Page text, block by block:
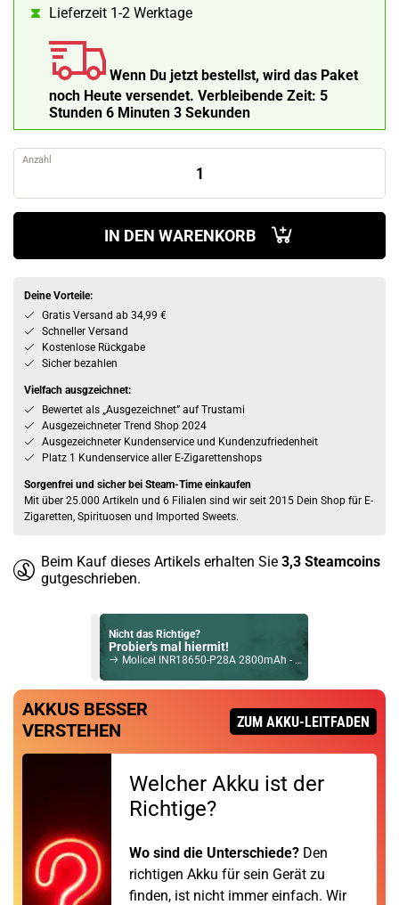
Lieferzeit 1-2 Werktage
Wenn Du jetzt bestellst, wird das Paket
noch Heute versendet. Verbleibende Zeit: 5
Stunden 6 Minuten 1 Sekunde
Anzahl
IN DEN WARENKORB
Deine Vorteile:
Gratis Versand ab 34,99 €
Schneller Versand
Kostenlose Rückgabe
Sicher bezahlen
Vielfach ausgzeichnet:
Bewertet als „Ausgezeichnet” auf Trustami
Ausgezeichneter Trend Shop 2024
Ausgezeichneter Kundenservice und Kundenzufriedenheit
Platz 1 Kundenservice aller E-Zigarettenshops
Sorgenfrei und sicher bei Steam-Time einkaufen
Mit über 25.000 Artikeln und 6 Filialen sind wir seit 2015 Dein Shop für E-
Zigaretten, Spirituosen und Imported Sweets.
Beim Kauf dieses Artikels erhalten Sie 3,3 Steamcoins
gutgeschrieben.
Nicht das Richtige?
Probier's mal hiermit!
Molicel INR18650-P28A 2800mAh - 3,6V – 3,7V Flat Top 35A ungeschützt
Du willst Kröten sparen?
Schau mal hier!
Vsticking VIY 1,8ml 750mAh Pod System Kit Gunmetal
AKKUS BESSER
VERSTEHEN
ZUM AKKU-LEITFADEN
Welcher Akku ist der
Richtige?
Wo sind die Unterschiede?Den
richtigen Akku für sein Gerät zu
finden, ist nicht immer einfach. Wir